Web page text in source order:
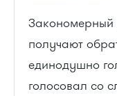
Закономерный
получают
единодушно
голосовал со